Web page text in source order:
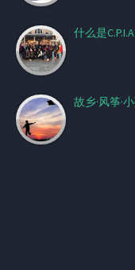
什么是
故乡·风筝·